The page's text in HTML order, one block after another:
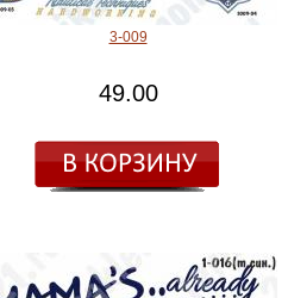
3-009
49.00